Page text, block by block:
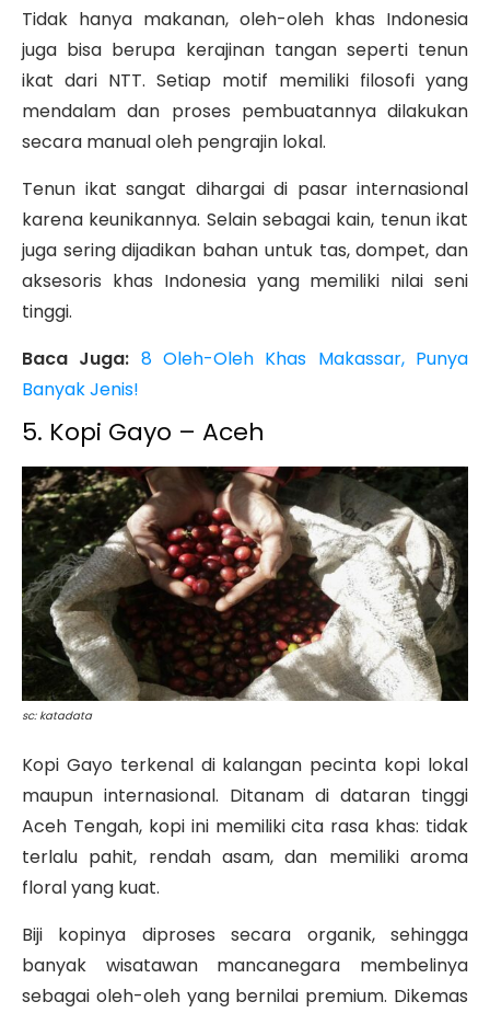
Tidak hanya makanan, oleh-oleh khas Indonesia
juga bisa berupa kerajinan tangan seperti tenun
ikat dari NTT. Setiap motif memiliki filosofi yang
mendalam dan proses pembuatannya dilakukan
secara manual oleh pengrajin lokal.
Tenun ikat sangat dihargai di pasar internasional
karena keunikannya. Selain sebagai kain, tenun ikat
juga sering dijadikan bahan untuk tas, dompet, dan
aksesoris khas Indonesia yang memiliki nilai seni
tinggi.
Baca Juga: 8 Oleh-Oleh Khas Makassar, Punya
Banyak Jenis!
5. Kopi Gayo – Aceh
sc: katadata
Kopi Gayo terkenal di kalangan pecinta kopi lokal
maupun internasional. Ditanam di dataran tinggi
Aceh Tengah, kopi ini memiliki cita rasa khas: tidak
terlalu pahit, rendah asam, dan memiliki aroma
floral yang kuat.
Biji kopinya diproses secara organik, sehingga
banyak wisatawan mancanegara membelinya
sebagai oleh-oleh yang bernilai premium. Dikemas